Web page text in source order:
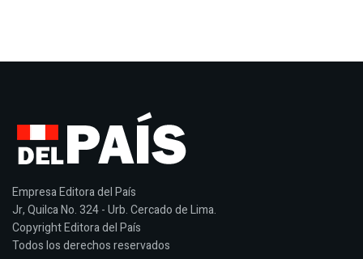
Empresa Editora del País
Jr, Quilca No. 324 - Urb. Cercado de Lima.
Copyright Editora del País
Todos los derechos reservados